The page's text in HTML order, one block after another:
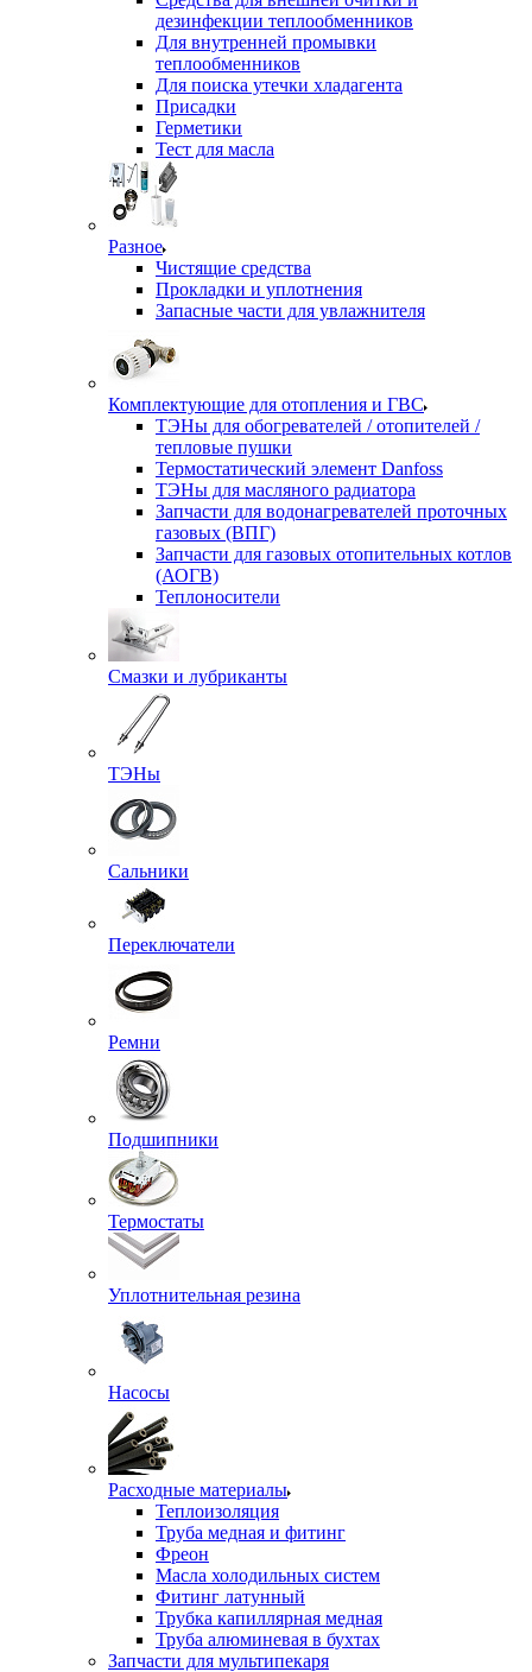
дезинфекции теплообменников
Для внутренней промывки
теплообменников
Для поиска утечки хладагента
Присадки
Герметики
Тест для масла
Разное
Чистящие средства
Прокладки и уплотнения
Запасные части для увлажнителя
Комплектующие для отопления и ГВС
ТЭНы для обогревателей / отопителей /
тепловые пушки
Термостатический элемент Danfoss
ТЭНы для масляного радиатора
Запчасти для водонагревателей проточных
газовых (ВПГ)
Запчасти для газовых отопительных котлов
(АОГВ)
Теплоносители
Смазки и лубриканты
ТЭНы
Сальники
Переключатели
Ремни
Подшипники
Термостаты
Уплотнительная резина
Насосы
Расходные материалы
Теплоизоляция
Труба медная и фитинг
Фреон
Масла холодильных систем
Фитинг латунный
Трубка капиллярная медная
Труба алюминевая в бухтах
Запчасти для мультипекаря